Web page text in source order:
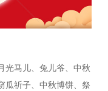
光马儿、兔儿爷、中秋
瓜祈子、中秋博饼、祭